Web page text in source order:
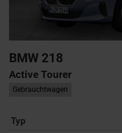
BMW 218
Active Tourer
Gebrauchtwagen
Typ